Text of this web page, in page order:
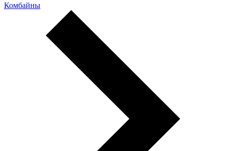
Комбайны